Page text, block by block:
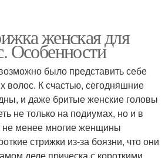
женская для
Особенности
было представить себе
волос. К счастью, сегодняшние
и даже бритые женские головы
не только на подиумах, но и в
не менее многие женщины
стрижки из-за боязни, что они